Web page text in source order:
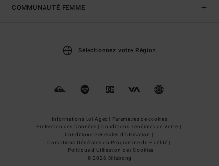
COMMUNAUTÉ FEMME
Sélectionnez votre Région
Informations Loi Agec | Paramètres de cookies
Protection des Données | Conditions Générales de Vente |
Conditions Générales d'Utilisation |
Conditions Générales du Programme de Fidélité |
Politique d'Utilisation des Cookies
© 2026 Billabong